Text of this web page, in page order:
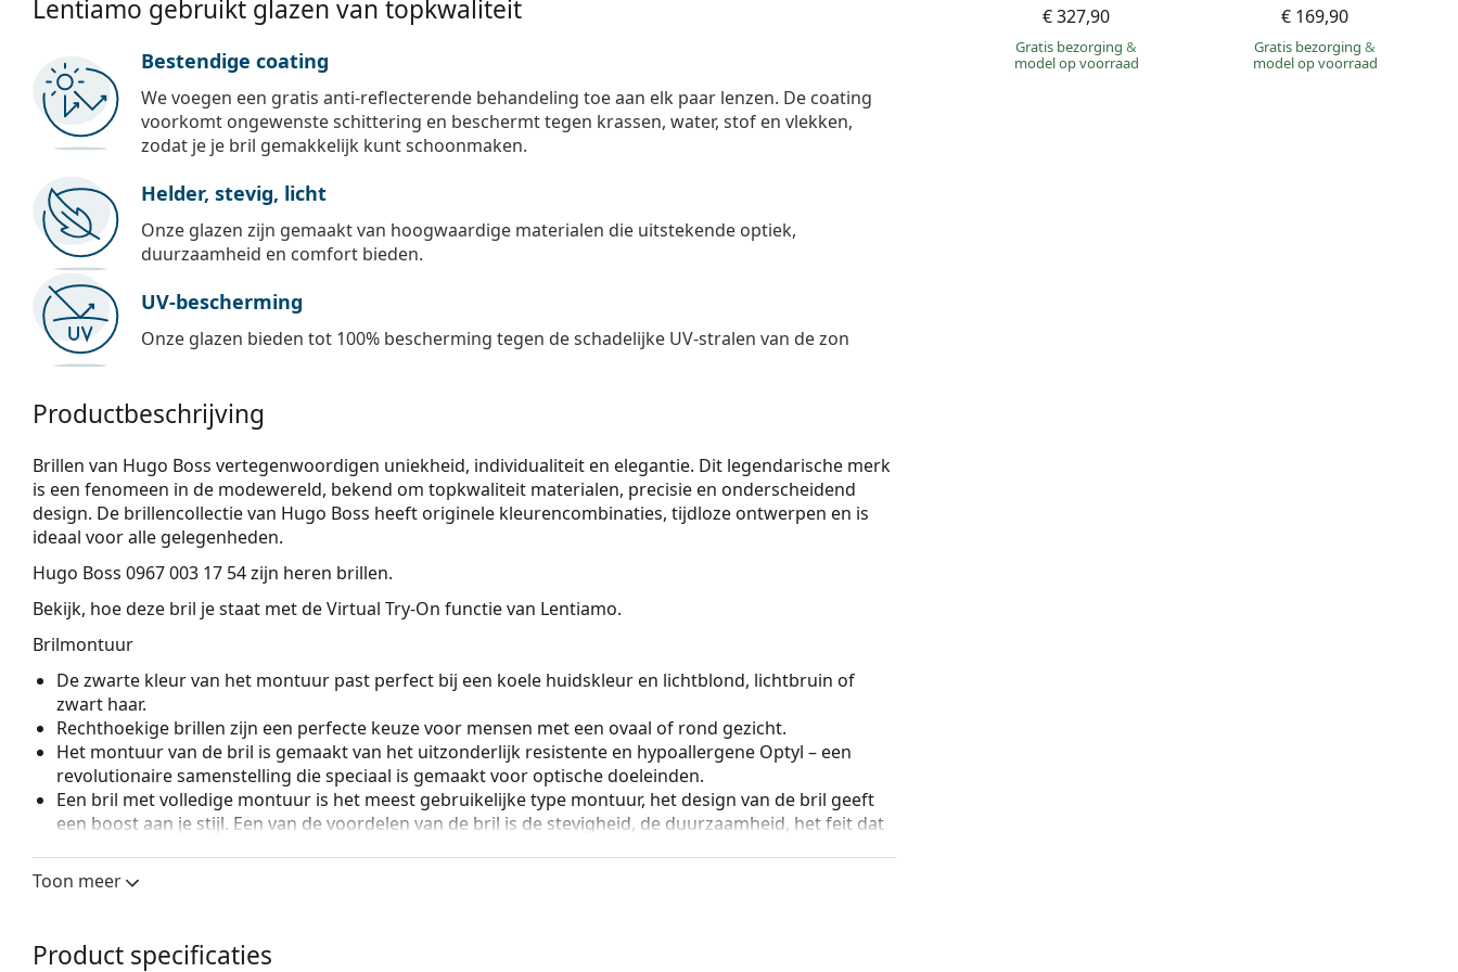
€ 327,90
Gratis bezorging&
model op voorraad
€ 169,90
Gratis bezorging&
model op voorraad
Lentiamo gebruikt glazen van topkwaliteit
Bestendige coating
We voegen een gratis anti-reflecterende behandeling toe aan elk paar lenzen. De coating
voorkomt ongewenste schittering en beschermt tegen krassen, water, stof en vlekken,
zodat je je bril gemakkelijk kunt schoonmaken.
Helder, stevig, licht
Onze glazen zijn gemaakt van hoogwaardige materialen die uitstekende optiek,
duurzaamheid en comfort bieden.
UV-bescherming
Onze glazen bieden tot 100% bescherming tegen de schadelijke UV-stralen van de zon
Productbeschrijving
Brillen van Hugo Boss vertegenwoordig­en uniekheid, individualiteit en elegantie. Dit legendarische merk
is een fenomeen in de modewereld, bekend om topkwaliteit materialen, precisie en onderscheidend
design. De brillenco­llectie van Hugo Boss heeft originele kleurencombinaties, tijdloze ontwerpen en is
ideaal voor alle gelegenheden.
Hugo Boss 0967 003 17 54zijn heren brillen.
Bekijk, hoe deze bril je staat met de Virtual Try-On functie van Lentiamo.
Brilmontuur
De zwarte kleur van het montuur past perfect bij een koele huidskleur en lichtblond, lichtbruin of
zwart haar.
Rechthoekige brillen zijn een perfecte keuze voor mensen met een ovaal of rond gezicht.
Het montuur van de bril is gemaakt van het uitzonderlijk resistente en hypoallergene Optyl – een
revolutionaire samenstelling die speciaal is gemaakt voor optische doeleinden.
Een bril met volledige montuur is het meest gebruikelijke type montuur, het design van de bril geeft
een boost aan je stijl. Een van de voordelen van de bril is de stevigheid, de duurzaamheid, het feit dat
Verstelbare neuspads maken een kleine aanpassing van de positie en de pasvorm van de bril
draagcomfort. Het aanpassen van de neuspads moet altijd worden gedaan door een ervaren opticien
om schade of breuk door ondeskundige behandeling te voorkomen.
Toon meer
Product specificaties